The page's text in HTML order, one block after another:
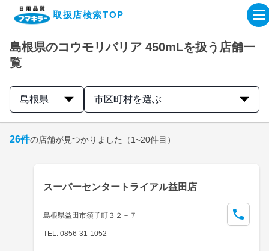
取扱店検索TOP
企業・IR情報サイト
製品情報サイト
取扱店検索はこちら
島根県のコウモリバリア 450mLを扱う店舗一
覧
島根県 市区町村を選ぶ
26件の店舗が見つかりました （1~20件目）
スーパーセンタートライアル益田店
島根県益田市須子町３２－７
TEL: 0856-31-1052